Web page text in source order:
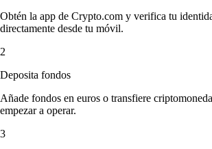
Obtén la app de Crypto.com y verifica tu
directamente desde tu móvil.
2
Deposita fondos
Añade fondos en euros o transfiere
empezar a operar.
3